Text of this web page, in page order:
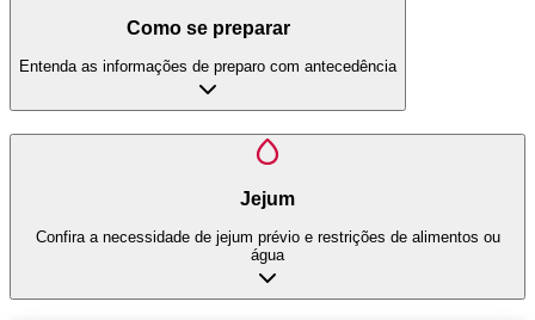
Como se preparar
Entenda as informações de preparo com antecedência
Jejum
Confira a necessidade de jejum prévio e restrições de alimentos ou
água